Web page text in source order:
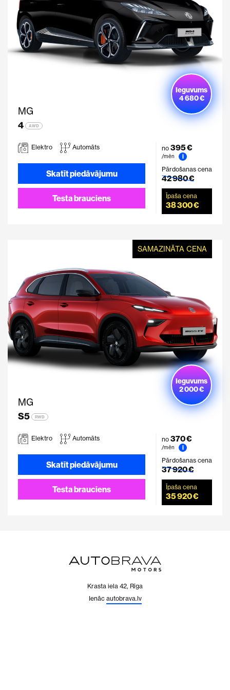
MG
4
AWD
Ieguvums
4 680 €
Elektro Automāts
Skatīt piedāvājumu
Testa brauciens
no 395 €
/mēn
i
Pārdošanas cena
42 980 €
Īpaša cena
38 300 €
SAMAZINĀTA CENA
MG
S5
RWD
Ieguvums
2 000 €
Elektro Automāts
Skatīt piedāvājumu
Testa brauciens
no 370 €
/mēn
i
Pārdošanas cena
37 920 €
Īpaša cena
35 920 €
Krasta iela 42, Rīga
Ienāc autobrava.lv